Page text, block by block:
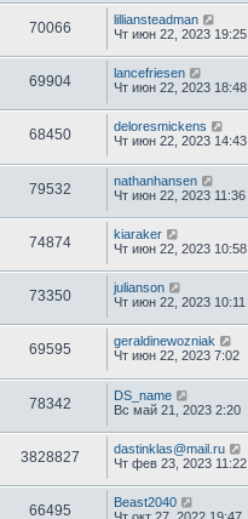
70066
lilliansteadman
Чт июн 22, 2023 19:25
69904
lancefriesen
Чт июн 22, 2023 18:48
68450
deloresmickens
Чт июн 22, 2023 14:43
79532
nathanhansen
Чт июн 22, 2023 11:36
74874
kiaraker
Чт июн 22, 2023 10:58
73350
julianson
Чт июн 22, 2023 10:11
69595
geraldinewozniak
Чт июн 22, 2023 7:02
78342
DS_name
Вс май 21, 2023 2:20
3828827
dastinklas@mail.ru
Чт фев 23, 2023 11:22
66495
Beast2040